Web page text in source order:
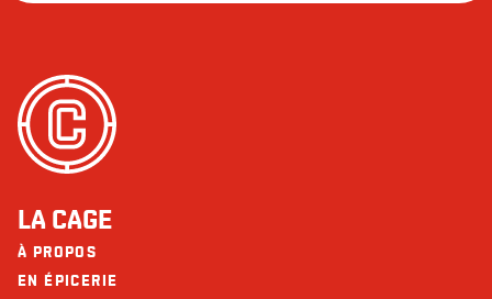
LA CAGE
À PROPOS
EN ÉPICERIE